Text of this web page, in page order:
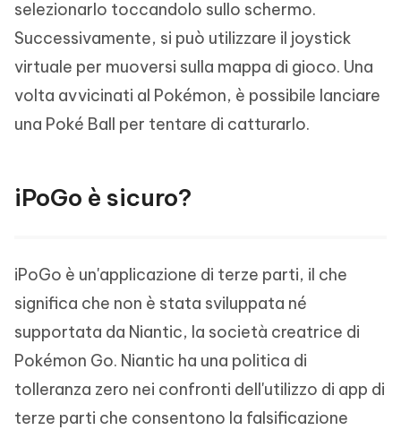
selezionarlo toccandolo sullo schermo.
Successivamente, si può utilizzare il joystick
virtuale per muoversi sulla mappa di gioco. Una
volta avvicinati al Pokémon, è possibile lanciare
una Poké Ball per tentare di catturarlo.
iPoGo è sicuro?
iPoGo è un'applicazione di terze parti, il che
significa che non è stata sviluppata né
supportata da Niantic, la società creatrice di
Pokémon Go. Niantic ha una politica di
tolleranza zero nei confronti dell'utilizzo di app di
terze parti che consentono la falsificazione